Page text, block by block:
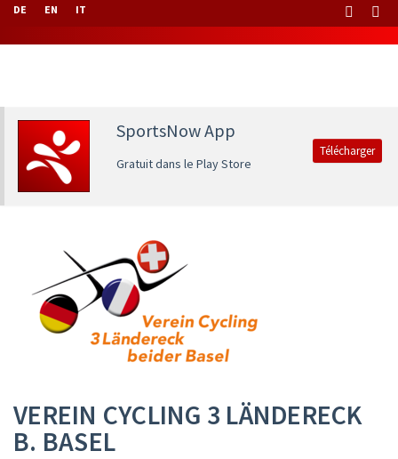
DE EN IT
SportsNow App
Gratuit dans le Play Store
Télécharger
VEREIN CYCLING 3 LÄNDERECK
B. BASEL